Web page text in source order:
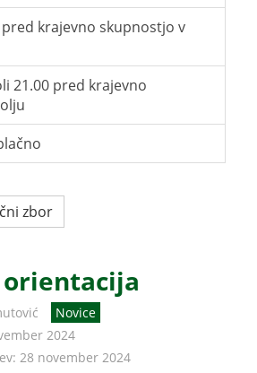
pred krajevno skupnostjo v
21.00 pred krajevno
zbor
Novice
2024
28 november 2024